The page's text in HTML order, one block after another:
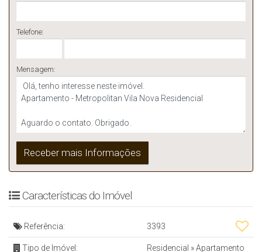
Telefone:
Mensagem:
Características do Imóvel
Referência: 3393
Tipo de Imóvel: Residencial »Apartamento